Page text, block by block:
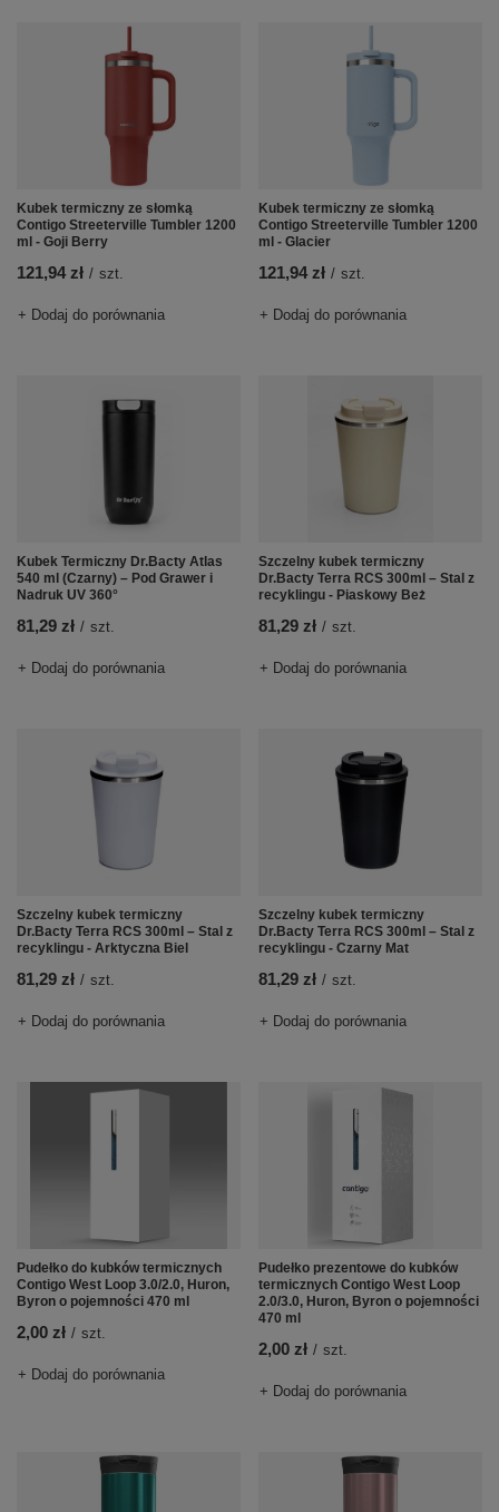
Kubek termiczny ze słomką
Contigo Streeterville Tumbler 1200
ml - Goji Berry
121,94 zł / szt.
+ Dodaj do porównania
Kubek termiczny ze słomką
Contigo Streeterville Tumbler 1200
ml - Glacier
121,94 zł / szt.
+ Dodaj do porównania
Kubek Termiczny Dr.Bacty Atlas
540 ml (Czarny) – Pod Grawer i
Nadruk UV 360°
81,29 zł / szt.
+ Dodaj do porównania
Szczelny kubek termiczny
Dr.Bacty Terra RCS 300ml – Stal z
recyklingu - Piaskowy Beż
81,29 zł / szt.
+ Dodaj do porównania
Szczelny kubek termiczny
Dr.Bacty Terra RCS 300ml – Stal z
recyklingu - Arktyczna Biel
81,29 zł / szt.
+ Dodaj do porównania
Szczelny kubek termiczny
Dr.Bacty Terra RCS 300ml – Stal z
recyklingu - Czarny Mat
81,29 zł / szt.
+ Dodaj do porównania
Pudełko do kubków termicznych
Contigo West Loop 3.0/2.0, Huron,
Byron o pojemności 470 ml
2,00 zł / szt.
+ Dodaj do porównania
Pudełko prezentowe do kubków
termicznych Contigo West Loop
2.0/3.0, Huron, Byron o pojemności
470 ml
2,00 zł / szt.
+ Dodaj do porównania